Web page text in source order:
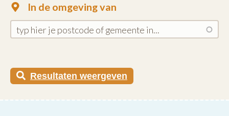
In de omgeving van
Resultaten weergeven